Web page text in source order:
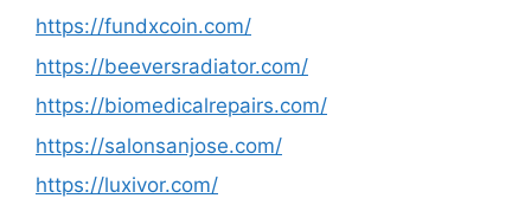
https://fundxcoin.com/
https://beeversradiator.com/
https://biomedicalrepairs.com/
https://salonsanjose.com/
https://luxivor.com/